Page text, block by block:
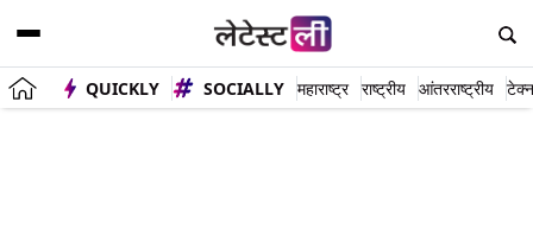
QUICKLY SOCIALLY महाराष्ट्र राष्ट्रीय आंतरराष्ट्रीय